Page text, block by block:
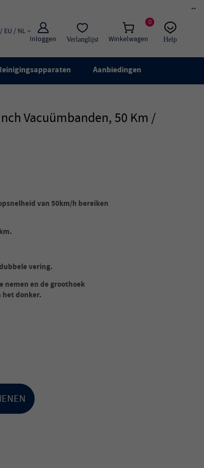
×
0
Winkelwagen
Inloggen Verlanglijst
/ EU / NL
Help
Live chat
Aanbiedingen
Vacuümbanden, 50 Km /
van 50km/h bereiken
vering.
nemen en de groothoek
het donker.